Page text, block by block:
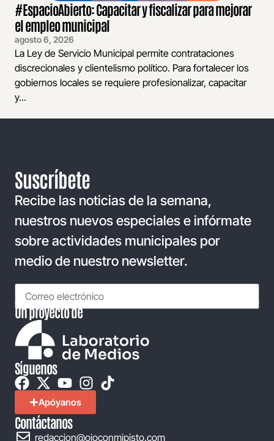
#EspacioAbierto: Capacitar y fiscalizar para mejorar
el empleo municipal
agosto 6, 2026
La Ley de Servicio Municipal permite contrataciones
discrecionales y clientelismo político. Para fortalecer los
gobiernos locales se requiere profesionalizar, capacitar
y...
Suscríbete
Recibe las noticias de la semana,
nuestros nuevos especiales e infórmate
sobre actividades municipales por
medio de nuestro newsletter.
Un proyecto de
Síguenos
Apóyanos
Contáctanos
redaccion@ojoconmipisto.com